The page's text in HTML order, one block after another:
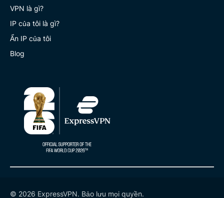
VPN là gì?
IP của tôi là gì?
Ẩn IP của tôi
Blog
© 2026 ExpressVPN. Bảo lưu mọi quyền.